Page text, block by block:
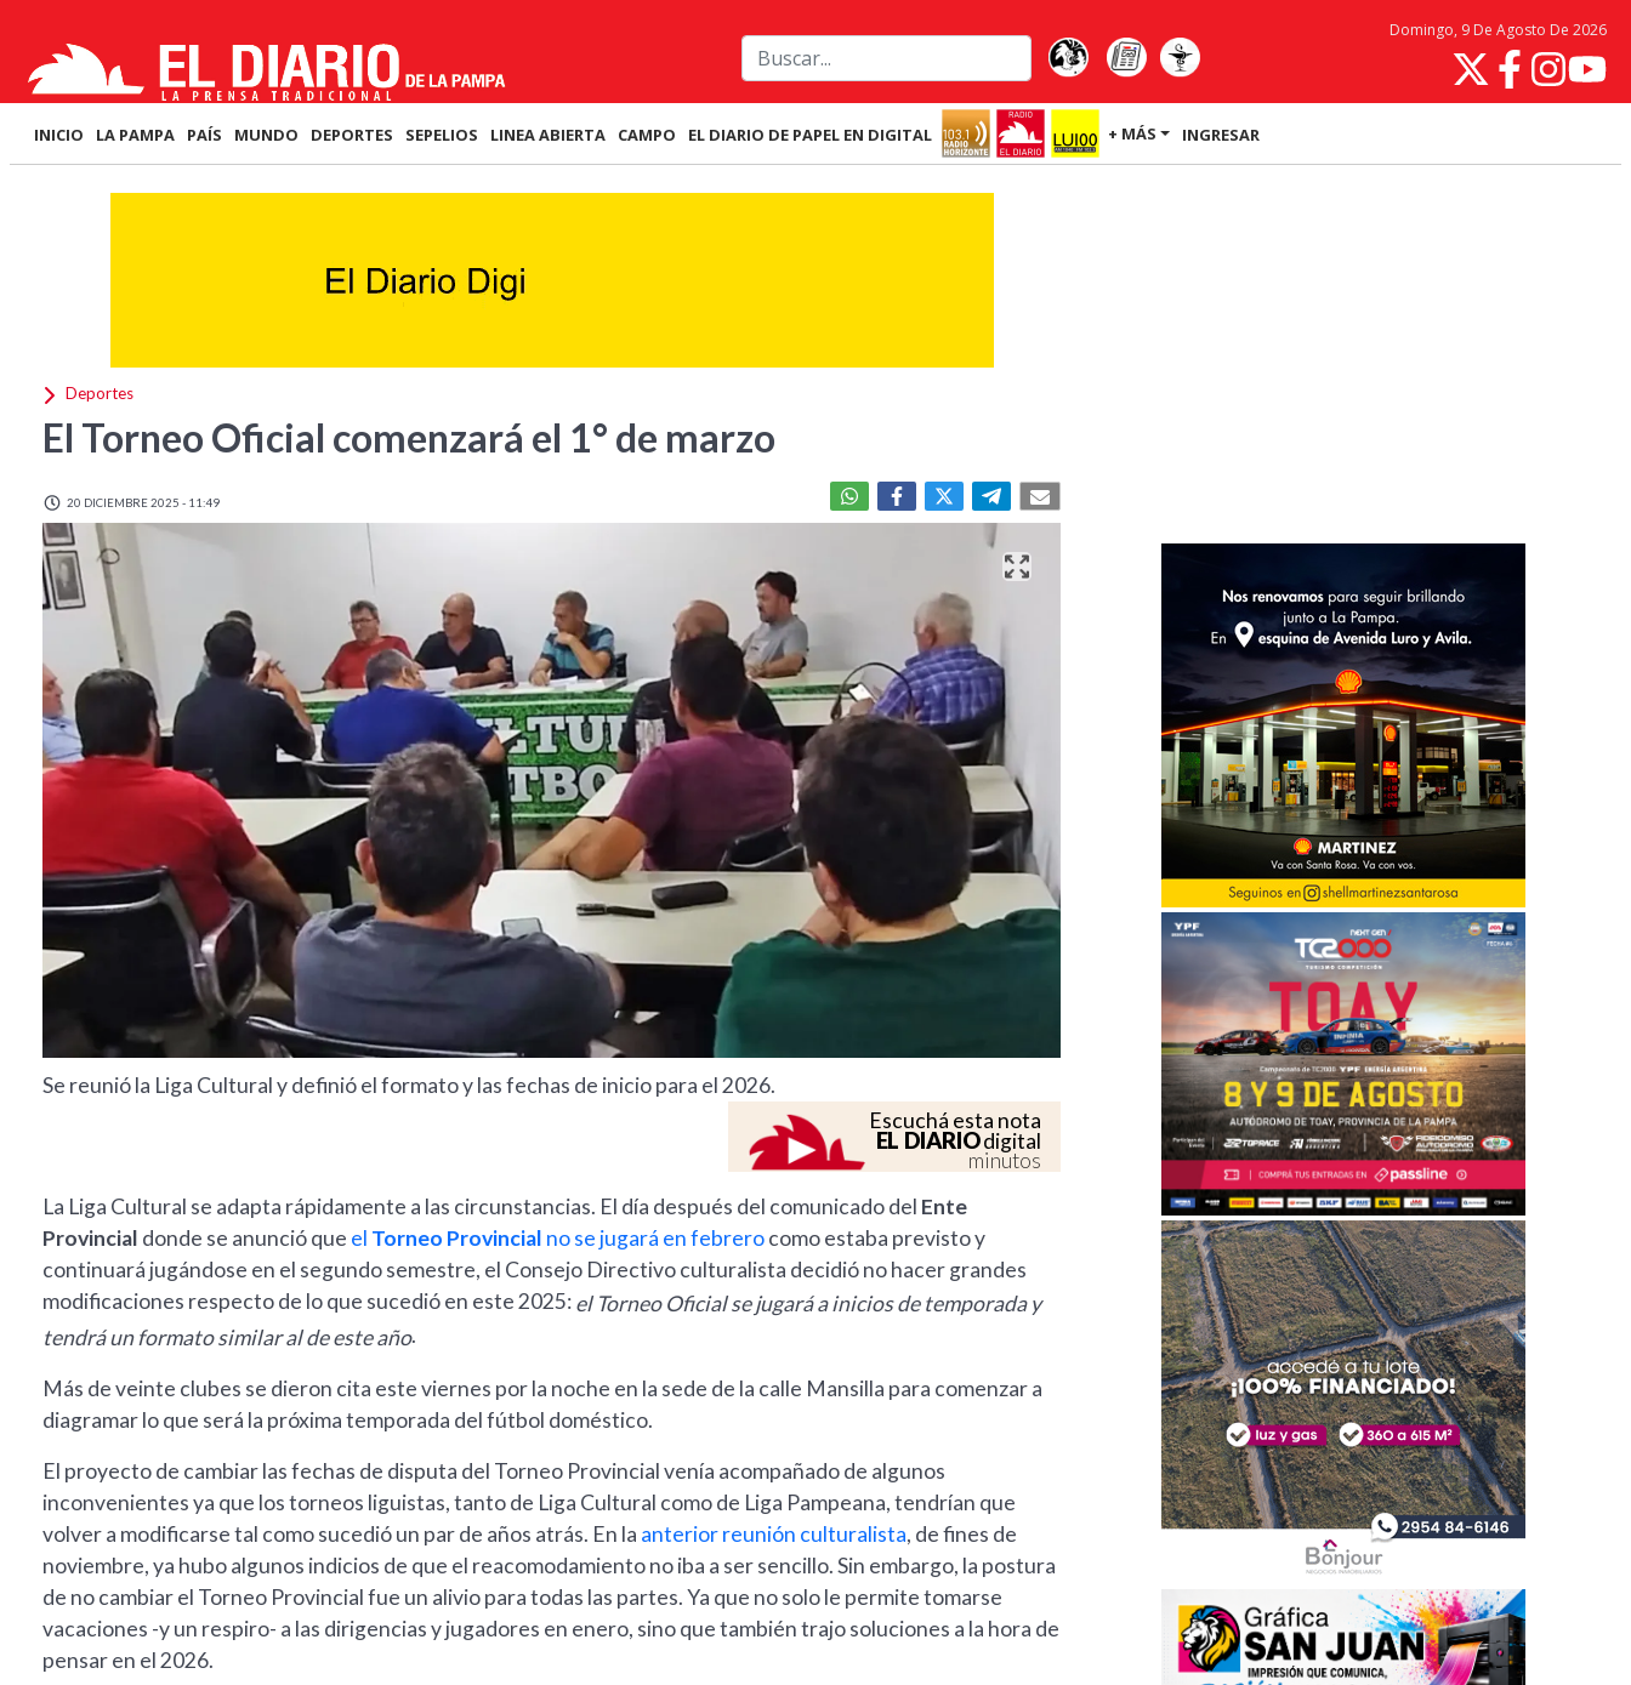
Domingo, 9 De Agosto De 2026
INICIO LA PAMPA PAÍS MUNDO DEPORTES SEPELIOS LINEA ABIERTA CAMPO EL DIARIO DE PAPEL EN DIGITAL + MÁS INGRESAR
Deportes
El Torneo Oficial comenzará el 1° de marzo
20 DICIEMBRE 2025 - 11:49
Se reunió la Liga Cultural y definió el formato y las fechas de inicio para el 2026.
Escuchá esta nota
EL DIARIOdigital
minutos
La Liga Cultural se adapta rápidamente a las circunstancias. El día después del comunicado del Ente
Provincial donde se anunció que el Torneo Provincial no se jugará en febrerocomo estaba previsto y
continuará jugándose en el segundo semestre, el Consejo Directivo culturalista decidió no hacer grandes
modificaciones respecto de lo que sucedió en este 2025:el Torneo Oficial se jugará a inicios de temporada y
tendrá un formato similar al de este año.
Más de veinte clubes se dieron cita este viernes por la noche en la sede de la calle Mansilla para comenzar a
diagramar lo que será la próxima temporada del fútbol doméstico.
El proyecto de cambiar las fechas de disputa del Torneo Provincial venía acompañado de algunos
inconvenientes ya que los torneos liguistas, tanto de Liga Cultural como de Liga Pampeana, tendrían que
volver a modificarse tal como sucedió un par de años atrás. En la anterior reunión culturalista, de fines de
noviembre, ya hubo algunos indicios de que el reacomodamiento no iba a ser sencillo. Sin embargo, la postura
de no cambiar el Torneo Provincial fue un alivio para todas las partes. Ya que no solo le permite tomarse
vacaciones -y un respiro- a las dirigencias y jugadores en enero, sino que también trajo soluciones a la hora de
pensar en el 2026.